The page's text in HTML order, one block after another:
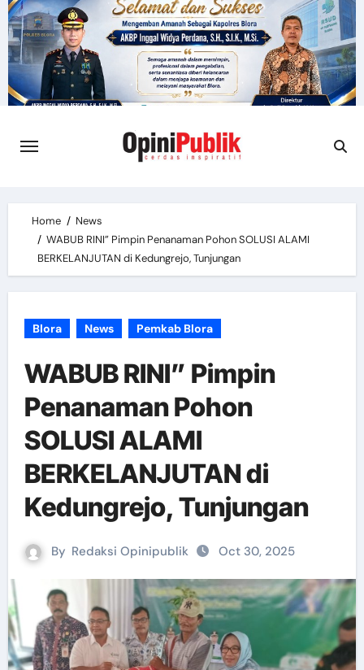
Skip
to
content
Home
News
WABUB RINI” Pimpin Penanaman Pohon SOLUSI ALAMI
BERKELANJUTAN di Kedungrejo, Tunjungan
Blora News Pemkab Blora
WABUB RINI” Pimpin
Penanaman Pohon
SOLUSI ALAMI
BERKELANJUTAN di
Kedungrejo, Tunjungan
By Redaksi Opinipublik Oct 30, 2025